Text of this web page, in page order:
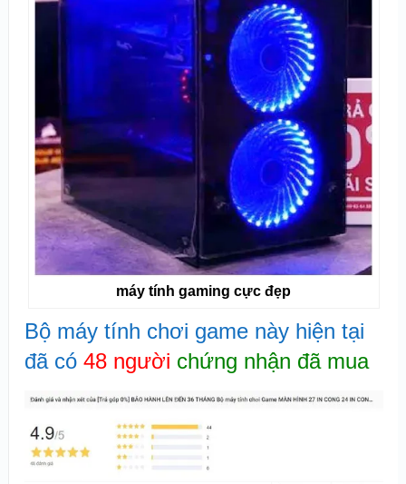
máy tính gaming cực đẹp
Bộ máy tính chơi game này hiện tại
đã có48 người chứng nhận đã mua